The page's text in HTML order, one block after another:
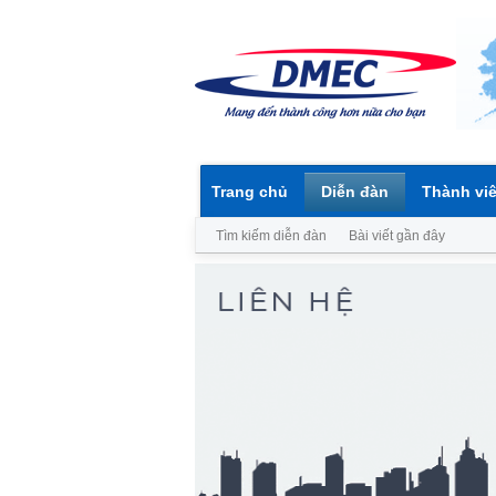
Trang chủ Diễn đàn
Tìm kiếm diễn đàn Bài viết gần đây
Thành